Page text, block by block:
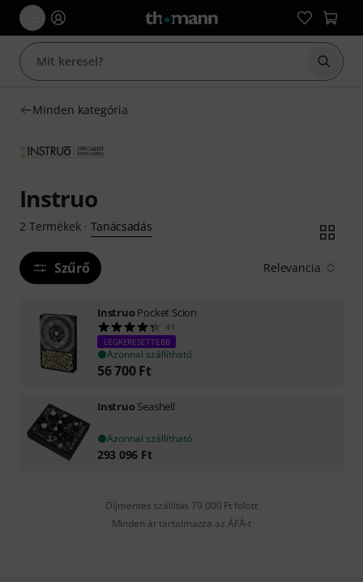
Minden kategória
Instruo
2 Termékek· Tanácsadás
Szűrő Relevancia
InstruoPocket Scion
41
LEGKERESETTEBB
Azonnal szállítható
56 700 Ft
InstruoSeashell
Azonnal szállítható
293 096 Ft
Díjmentes szállítás 79 000 Ft fölött
Minden ár tartalmazza az ÁFÁ-t